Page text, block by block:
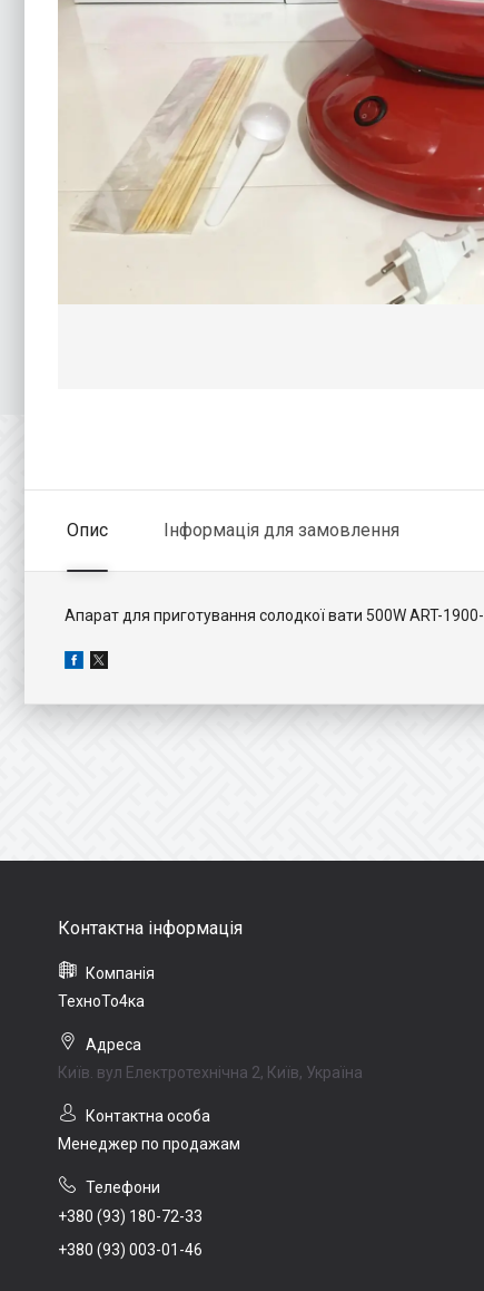
Опис Інформація для замовлення
Апарат для приготування солодкої вати 500W ART-
ТехноТо4ка
Київ. вул Електротехнічна 2, Київ, Україна
Менеджер по продажам
+380 (93) 180-72-33
+380 (93) 003-01-46